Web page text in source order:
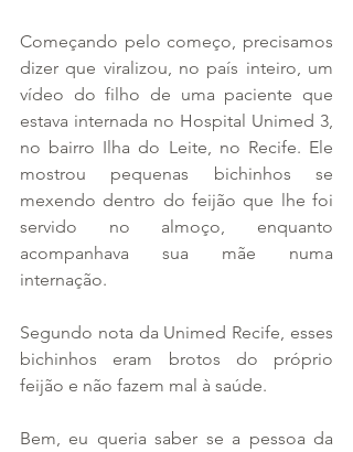
Começando pelo começo, precisamos
dizer que viralizou, no país inteiro, um
vídeo do filho de uma paciente que
estava internada no Hospital Unimed 3,
no bairro Ilha do Leite, no Recife. Ele
mostrou pequenas bichinhos se
mexendo dentro do feijão que lhe foi
servido no almoço, enquanto
acompanhava sua mãe numa
internação.
Segundo nota da Unimed Recife, esses
bichinhos eram brotos do próprio
feijão e não fazem mal à saúde.
Bem, eu queria saber se a pessoa da